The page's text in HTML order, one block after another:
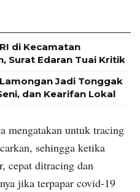
di Kecamatan
Surat Edaran Tuai Kritik
Jadi Tonggak
dan Kearifan Lokal
mengatakan untuk tracing
sehingga ketika
cepat ditracing dan
jika terpapar covid-19